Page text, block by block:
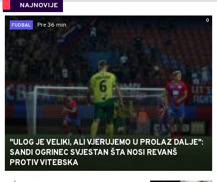
NAJNOVIJE
0
FUDBAL
Pre 36 min
"ULOG JE VELIKI, ALI VJERUJEMO U PROLAZ DALJE":
SANDI OGRINEC SVJESTAN ŠTA NOSI REVANŠ
PROTIV VITEBSKA